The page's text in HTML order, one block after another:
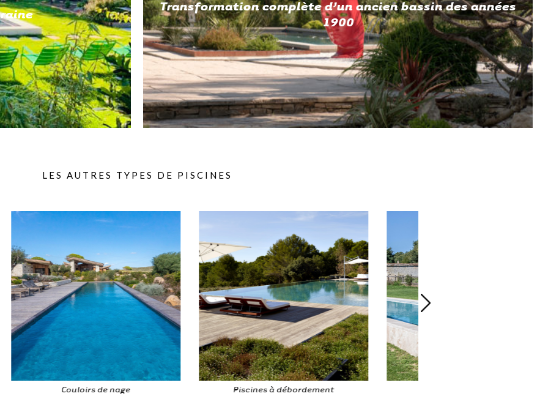
Transformation complète d’un ancien bassin des années
1900
LES AUTRES TYPES DE PISCINES
Piscines à débordement Piscines semi-enterrées